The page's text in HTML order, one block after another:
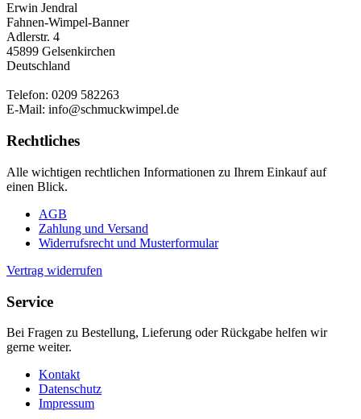
Erwin Jendral
Fahnen-Wimpel-Banner
Adlerstr. 4
45899 Gelsenkirchen
Deutschland
Telefon: 0209 582263
E-Mail: info@schmuckwimpel.de
Rechtliches
Alle wichtigen rechtlichen Informationen zu Ihrem Einkauf auf
einen Blick.
AGB
Zahlung und Versand
Widerrufsrecht und Musterformular
Vertrag widerrufen
Service
Bei Fragen zu Bestellung, Lieferung oder Rückgabe helfen wir
gerne weiter.
Kontakt
Datenschutz
Impressum